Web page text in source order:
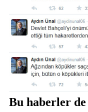
Bu haberler